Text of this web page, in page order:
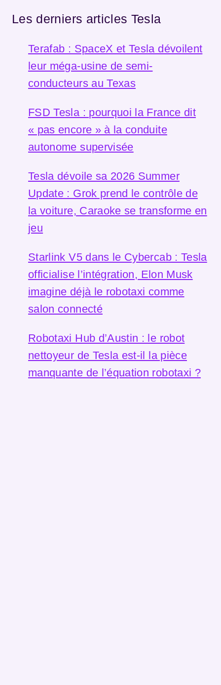
Les derniers articles Tesla
Terafab : SpaceX et Tesla dévoilent
leur méga-usine de semi-
conducteurs au Texas
FSD Tesla : pourquoi la France dit
« pas encore » à la conduite
autonome supervisée
Tesla dévoile sa 2026 Summer
Update : Grok prend le contrôle de
la voiture, Caraoke se transforme en
jeu
Starlink V5 dans le Cybercab : Tesla
officialise l’intégration, Elon Musk
imagine déjà le robotaxi comme
salon connecté
Robotaxi Hub d’Austin : le robot
nettoyeur de Tesla est-il la pièce
manquante de l’équation robotaxi ?